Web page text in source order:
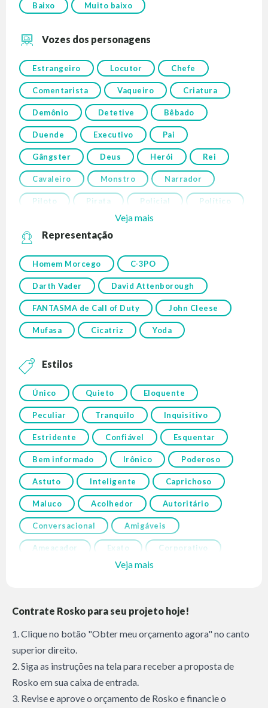
Baixo Muito baixo
Vozes dos personagens
Estrangeiro Locutor Chefe
Comentarista Vaqueiro Criatura
Demônio Detetive Bêbado
Duende Executivo Pai
Gângster Deus Herói Rei
Cavaleiro Monstro Narrador
Piloto Pirata Policial Político
Veja mais
Representação
Homem Morcego C-3PO
Darth Vader David Attenborough
FANTASMA de Call of Duty John Cleese
Mufasa Cicatriz Yoda
Estilos
Único Quieto Eloquente
Peculiar Tranquilo Inquisitivo
Estridente Confiável Esquentar
Bem informado Irônico Poderoso
Astuto Inteligente Caprichoso
Maluco Acolhedor Autoritário
Conversacional Amigáveis
Ameaçador Exato Corporativo
Veja mais
Contrate Rosko para seu projeto hoje!
1. Clique no botão "Obter meu orçamento agora" no canto
superior direito.
2. Siga as instruções na tela para receber a proposta de
Rosko em sua caixa de entrada.
3. Revise e aprove o orçamento de Rosko e financie o